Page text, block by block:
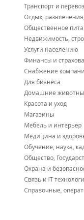
Транспорт и
Отдых,
Общественное
Недвижимость,
Услуги населению
Финансы и
Снабжение
Для бизнеса
Домашние
Красота и уход
Магазины
Мебель и интерьер
Медицина и
Обучение, наука,
Общество,
Охрана и
Связь и IT
Справочные,